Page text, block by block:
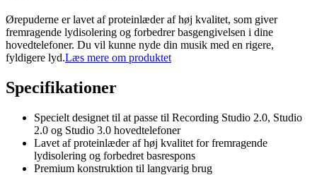
Ørepuderne er lavet af proteinlæder af høj kvalitet, som giver
fremragende lydisolering og forbedrer basgengivelsen i dine
hovedtelefoner. Du vil kunne nyde din musik med en rigere,
fyldigere lyd.Læs mere om produktet
Specifikationer
Specielt designet til at passe til Recording Studio 2.0, Studio
2.0 og Studio 3.0 hovedtelefoner
Lavet af proteinlæder af høj kvalitet for fremragende
lydisolering og forbedret basrespons
Premium konstruktion til langvarig brug